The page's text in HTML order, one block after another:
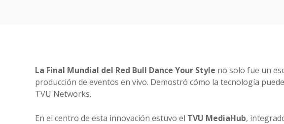
La Final Mundial del Red Bull Dance Your Style no solo fue un
producción de eventos en vivo. Demostró cómo la tecnología
TVU Networks.
En el centro de esta innovación estuvo el TVU MediaHub,